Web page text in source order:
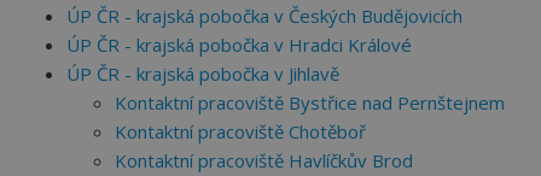
ÚP ČR - krajská pobočka v Českých Budějovicích
ÚP ČR - krajská pobočka v Hradci Králové
ÚP ČR - krajská pobočka v Jihlavě
Kontaktní pracoviště Bystřice nad Pernštejnem
Kontaktní pracoviště Chotěboř
Kontaktní pracoviště Havlíčkův Brod